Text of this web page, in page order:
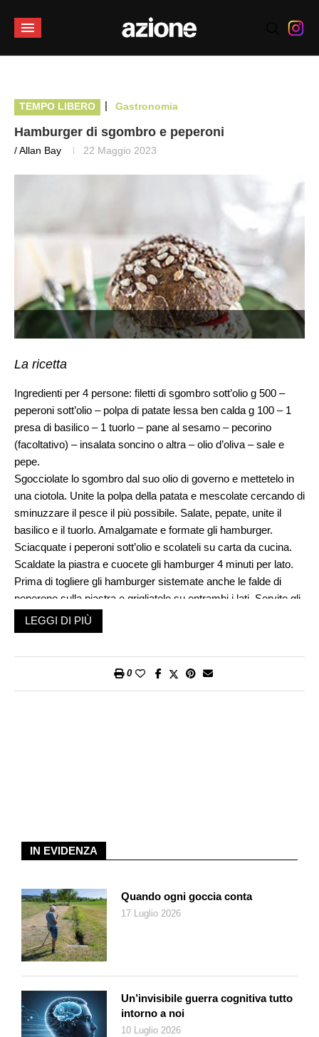
TEMPO LIBERO | Gastronomia
Hamburger di sgombro e peperoni
/ Allan Bay 22 Maggio 2023
La ricetta
Ingredienti per 4 persone: filetti di sgombro sott’olio g 500 –
peperoni sott’olio – polpa di patate lessa ben calda g 100 – 1
presa di basilico – 1 tuorlo – pane al sesamo – pecorino
(facoltativo) – insalata soncino o altra – olio d’oliva – sale e
pepe.
Sgocciolate lo sgombro dal suo olio di governo e mettetelo in
una ciotola. Unite la polpa della patata e mescolate cercando di
sminuzzare il pesce il più possibile. Salate, pepate, unite il
basilico e il tuorlo. Amalgamate e formate gli hamburger.
Sciacquate i peperoni sott’olio e scolateli su carta da cucina.
Scaldate la piastra e cuocete gli hamburger 4 minuti per lato.
Prima di togliere gli hamburger sistemate anche le falde di
peperone sulla piastra e grigliatele su entrambi i lati. Servite gli
hamburger immediatamente tra due fette di pane al sesamo
calde, arricchite con le falde di peperone, l’insalata e scaglie di
LEGGI DI PIÙ
0
IN EVIDENZA
Quando ogni goccia conta
17 Luglio 2026
Un’invisibile guerra cognitiva tutto
intorno a noi
10 Luglio 2026